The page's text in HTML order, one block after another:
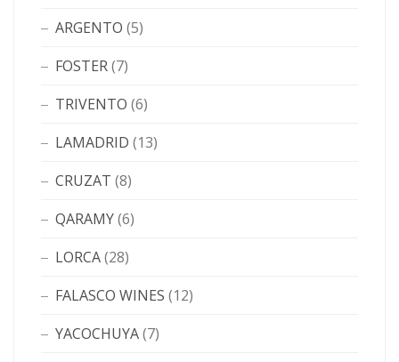
ARGENTO (5)
FOSTER(7)
TRIVENTO (6)
LAMADRID (13)
CRUZAT (8)
QARAMY(6)
LORCA(28)
FALASCO WINES (12)
YACOCHUYA(7)